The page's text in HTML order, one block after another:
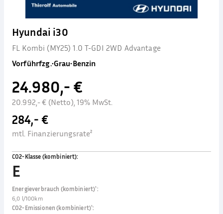
Hyundai i30
FL Kombi (MY25) 1.0 T-GDI 2WD Advantage
Vorführfzg.•Grau•Benzin
24.980,- €
20.992,- € (Netto), 19% MwSt.
284,- €
mtl. Finanzierungsrate²
CO2-Klasse (kombiniert):
E
Energieverbrauch (kombiniert)¹:
6,0 l/100km
CO2-Emissionen (kombiniert)¹: